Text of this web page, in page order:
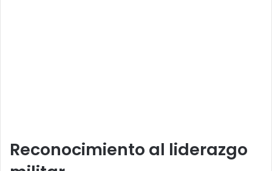
Reconocimiento al liderazgo